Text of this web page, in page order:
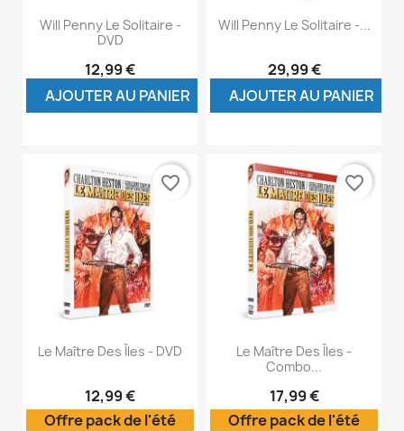
Will Penny Le Solitaire -
DVD
12,99 €
AJOUTER AU PANIER
Will Penny Le Solitaire -...
29,99 €
AJOUTER AU PANIER
Le Maître Des Îles - DVD
12,99 €
Offre pack de l'été
favorite_border
Le Maître Des Îles -
Combo...
17,99 €
Offre pack de l'été
favorite_border